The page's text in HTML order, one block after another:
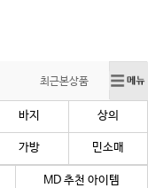
최근본상품
바지 상의
가방 민소매
MD 추천 아이템